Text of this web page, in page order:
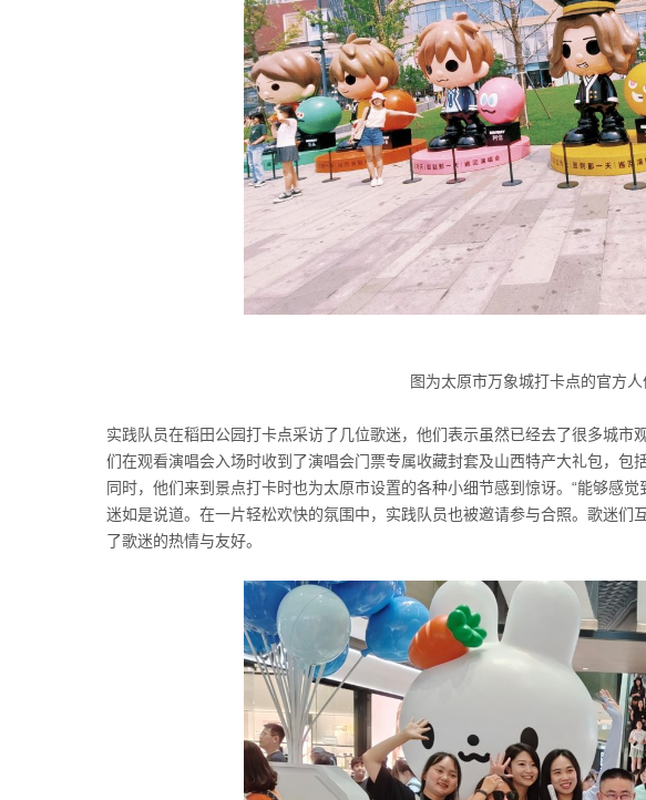
图为太原市万象城打卡点的官方
实践队员在稻田公园打卡点采访了几位歌迷，他们表示虽然已经去了很多城
们在观看演唱会入场时收到了演唱会门票专属收藏封套及山西特产大礼包，
同时，他们来到景点打卡时也为太原市设置的各种小细节感到惊讶。“能够感
迷如是说道。在一片轻松欢快的氛围中，实践队员也被邀请参与合照。歌迷们
了歌迷的热情与友好。